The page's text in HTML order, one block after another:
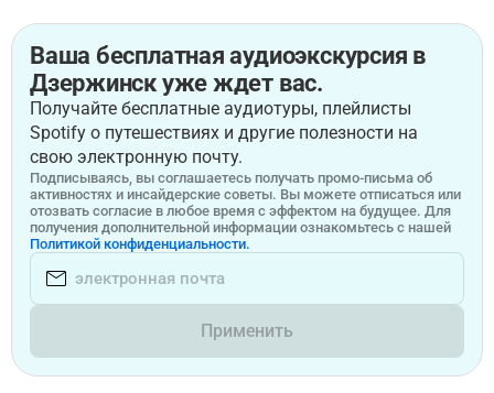
Ваша бесплатная аудиоэкскурсия в
Дзержинск уже ждет вас.
Получайте бесплатные аудиотуры, плейлисты
Spotify о путешествиях и другие полезности на
свою электронную почту.
Подписываясь, вы соглашаетесь получать промо-письма об
активностях и инсайдерские советы. Вы можете отписаться или
отозвать согласие в любое время с эффектом на будущее. Для
получения дополнительной информации ознакомьтесь с нашей
Политикой конфиденциальности.
Применить